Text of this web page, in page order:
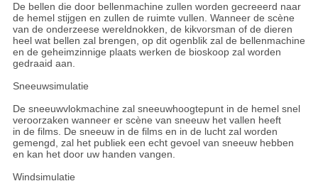
De bellen die door bellenmachine zullen worden gecreeerd naar
de hemel stijgen en zullen de ruimte vullen. Wanneer de scène
van de onderzeese wereldnokken, de kikvorsman of de dieren
heel wat bellen zal brengen, op dit ogenblik zal de bellenmachine
en de geheimzinnige plaats werken de bioskoop zal worden
gedraaid aan.
Sneeuwsimulatie
De sneeuwvlokmachine zal sneeuwhoogtepunt in de hemel snel
veroorzaken wanneer er scène van sneeuw het vallen heeft
in de films. De sneeuw in de films en in de lucht zal worden
gemengd, zal het publiek een echt gevoel van sneeuw hebben
en kan het door uw handen vangen.
Windsimulatie